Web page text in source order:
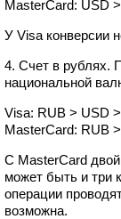
MasterCard: USD
У Visa конверсии
4. Счет в рублях.
национальной
Visa: RUB > USD
MasterCard: RUB
С MasterCard
может быть и три
операции
возможна.